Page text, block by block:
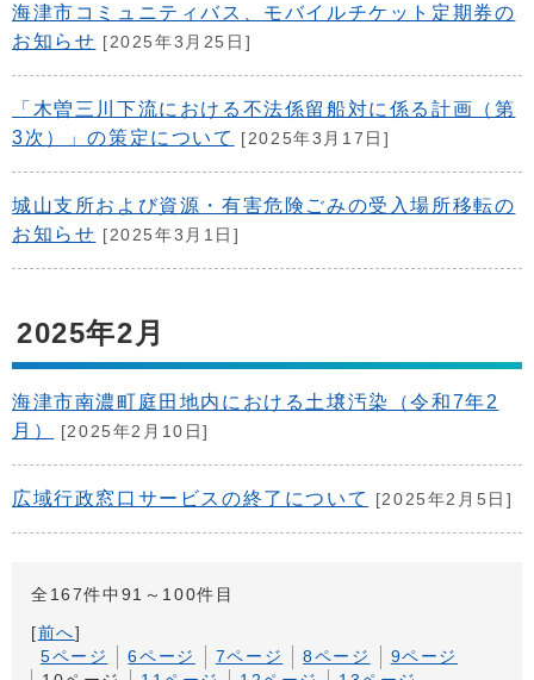
海津市コミュニティバス、モバイルチケット定期券の
お知らせ [2025年3月25日]
「木曽三川下流における不法係留船対に係る計画（第
3次）」の策定について
[2025年3月17日]
城山支所および資源・有害危険ごみの受入場所移転の
お知らせ [2025年3月1日]
2025年2月
海津市南濃町庭田地内における土壌汚染（令和7年2
月）
[2025年2月10日]
広域行政窓口サービスの終了について [2025年2月5日]
全167件中91～100件目
[前へ]
5ページ
6ページ 7ページ 8ページ
9ページ